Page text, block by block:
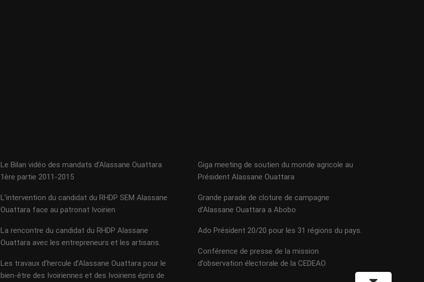
Le Bilan vidéo des mandats d’Alassane Ouattara
1ère partie 2011-2015
L’intervention du candidat du RHDP SEM Alassane
Ouattara face au patronat Ivoirien
La rencontre du candidat du RHDP Alassane
Ouattara avec les entrepreneurs et les artisans.
Les travaux d’hercule d’Alassane Ouattara pour le
bien-être des Ivoiriennes et des Ivoiriens épris de
Giga meeting de soutien du monde agricole au
Président Alassane Ouattara
Grande parade de cloture de campagne
d’Alassane Ouattara a Abobo
Ado Président 20/20 pour les 31 régions du pays.
Conférence de presse de la mission
d’observation électorale de la CEDEAO